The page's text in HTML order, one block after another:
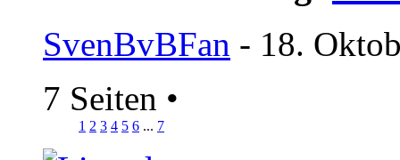
SvenBvBFan - 18.
7 Seiten •
1 2 3 4 5 6 ... 7